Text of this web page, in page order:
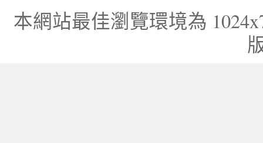
本網站最佳瀏覽環境為